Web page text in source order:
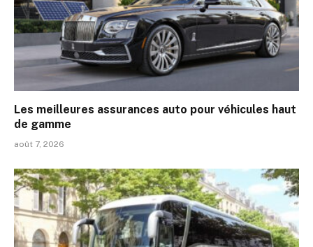
Les meilleures assurances auto pour véhicules haut
de gamme
août 7, 2026